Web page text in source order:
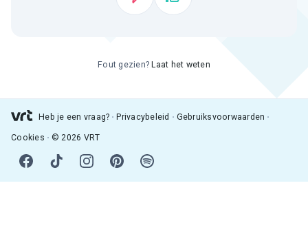
Fout gezien? Laat het weten
Heb je een vraag? Privacybeleid Gebruiksvoorwaarden
Cookies © 2026 VRT